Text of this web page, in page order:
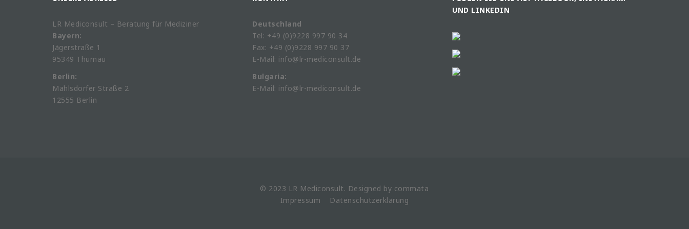
LR Mediconsult – Beratung für Mediziner
Bayern:
Jägerstraße 1
95349 Thurnau
Berlin:
Mahlsdorfer Straße 2
12555 Berlin
Deutschland
Tel: +49 (0)9228 997 90 34
Fax: +49 (0)9228 997 90 37
E-Mail: info@lr-mediconsult.de
Bulgaria:
E-Mail: info@lr-mediconsult.de
UND LINKEDIN
© 2023 LR Mediconsult. Designed by commata
Impressum
Datenschutzerklärung